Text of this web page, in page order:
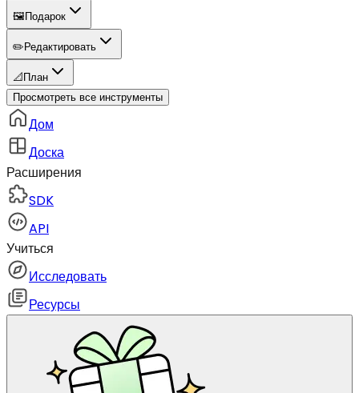
🖼️ Подарок
✏️ Редактировать
📐 План
Просмотреть все инструменты
Дом
Доска
Расширения
SDK
API
Учиться
Исследовать
Ресурсы